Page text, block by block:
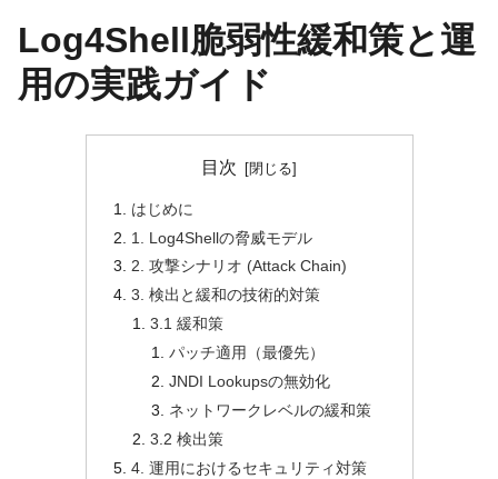
Log4Shell脆弱性緩和策と運
用の実践ガイド
目次
はじめに
1. Log4Shellの脅威モデル
2. 攻撃シナリオ (Attack Chain)
3. 検出と緩和の技術的対策
3.1 緩和策
パッチ適用（最優先）
JNDI Lookupsの無効化
ネットワークレベルの緩和策
3.2 検出策
4. 運用におけるセキュリティ対策